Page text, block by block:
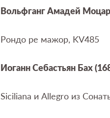
Вольфганг Амадей
Рондо ре мажор, KV485
Иоганн Себастьян Бах
Siciliana и Allegro из